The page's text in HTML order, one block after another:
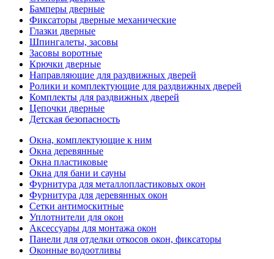
Бамперы дверные
Фиксаторы дверные механические
Глазки дверные
Шпингалеты, засовы
Засовы воротные
Крючки дверные
Направляющие для раздвижных дверей
Ролики и комплектующие для раздвижных дверей
Комплекты для раздвижных дверей
Цепочки дверные
Детская безопасность
Окна, комплектующие к ним
Окна деревянные
Окна пластиковые
Окна для бани и сауны
Фурнитура для металлопластиковых окон
Фурнитура для деревянных окон
Сетки антимоскитные
Уплотнители для окон
Аксессуары для монтажа окон
Панели для отделки откосов окон, фиксаторы
Оконные водоотливы